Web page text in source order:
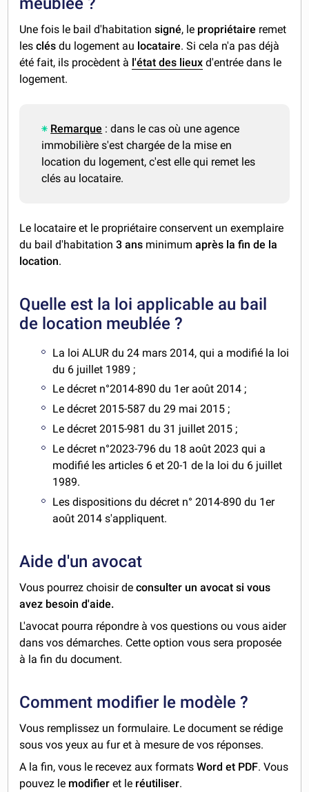
Une fois le bail d'habitation signé, le propriétaire remet
lesclés du logement au locataire. Si cela n'a pas déjà
été fait, ils procèdent à l'état des lieux d'entrée dans le
logement.
Remarque : dans le cas où une agence
immobilière s'est chargée de la mise en
location du logement, c'est elle qui remet les
clés au locataire.
Le locataire et le propriétaire conservent un exemplaire
du bail d'habitation3 ans minimumaprès la fin de la
location.
Quelle est la loi applicable au bail
de location meublée ?
La loi ALUR du 24 mars 2014, qui a modifié la loi
du 6 juillet 1989 ;
Le décret n°2014-890 du 1er août 2014 ;
Le décret 2015-587 du 29 mai 2015 ;
Le décret 2015-981 du 31 juillet 2015 ;
Le décret n°2023-796 du 18 août 2023 qui a
modifié les articles 6 et 20-1 de la loi du 6 juillet
1989.
Les dispositions du décret n° 2014-890 du 1er
août 2014 s'appliquent.
Aide d'un avocat
Vous pourrez choisir deconsulter un avocat si vous
avez besoin d'aide.
L'avocat pourra répondre à vos questions ou vous aider
dans vos démarches. Cette option vous sera proposée
à la fin du document.
Comment modifier le modèle ?
Vous remplissez un formulaire. Le document se rédige
sous vos yeux au fur et à mesure de vos réponses.
A la fin, vous le recevez aux formatsWord et PDF. Vous
pouvez le modifier et le réutiliser.